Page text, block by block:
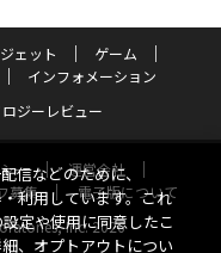
ェット
ゲーム
インフォメーション
ジーレビュー
ー
運営会社
募集
電子版について
Inc. 2026
信などのために、
利用しています。これ
定や使用に同意したこ
、オプトアウトについ